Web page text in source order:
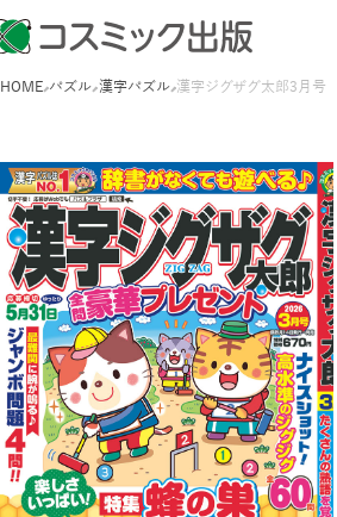
HOME パズル 漢字パズル 漢字ジグザグ太郎3月号